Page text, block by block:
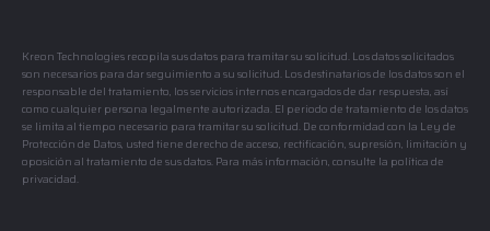
Kreon Technologies recopila sus datos para tramitar su solicitud. Los datos solicitados
son necesarios para dar seguimiento a su solicitud. Los destinatarios de los datos son el
responsable del tratamiento, los servicios internos encargados de dar respuesta, así
como cualquier persona legalmente autorizada. El periodo de tratamiento de los datos
se limita al tiempo necesario para tramitar su solicitud. De conformidad con la Ley de
Protección de Datos, usted tiene derecho de acceso, rectificación, supresión, limitación y
oposición al tratamiento de sus datos. Para más información, consulte la política de
privacidad.